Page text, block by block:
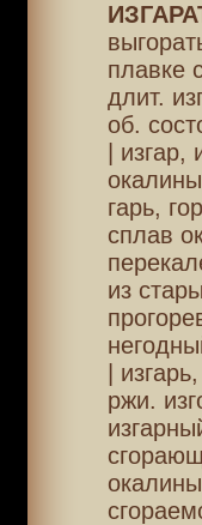
плавке
длит.
об.
|
гарь,
сплав
из
|
ржи.